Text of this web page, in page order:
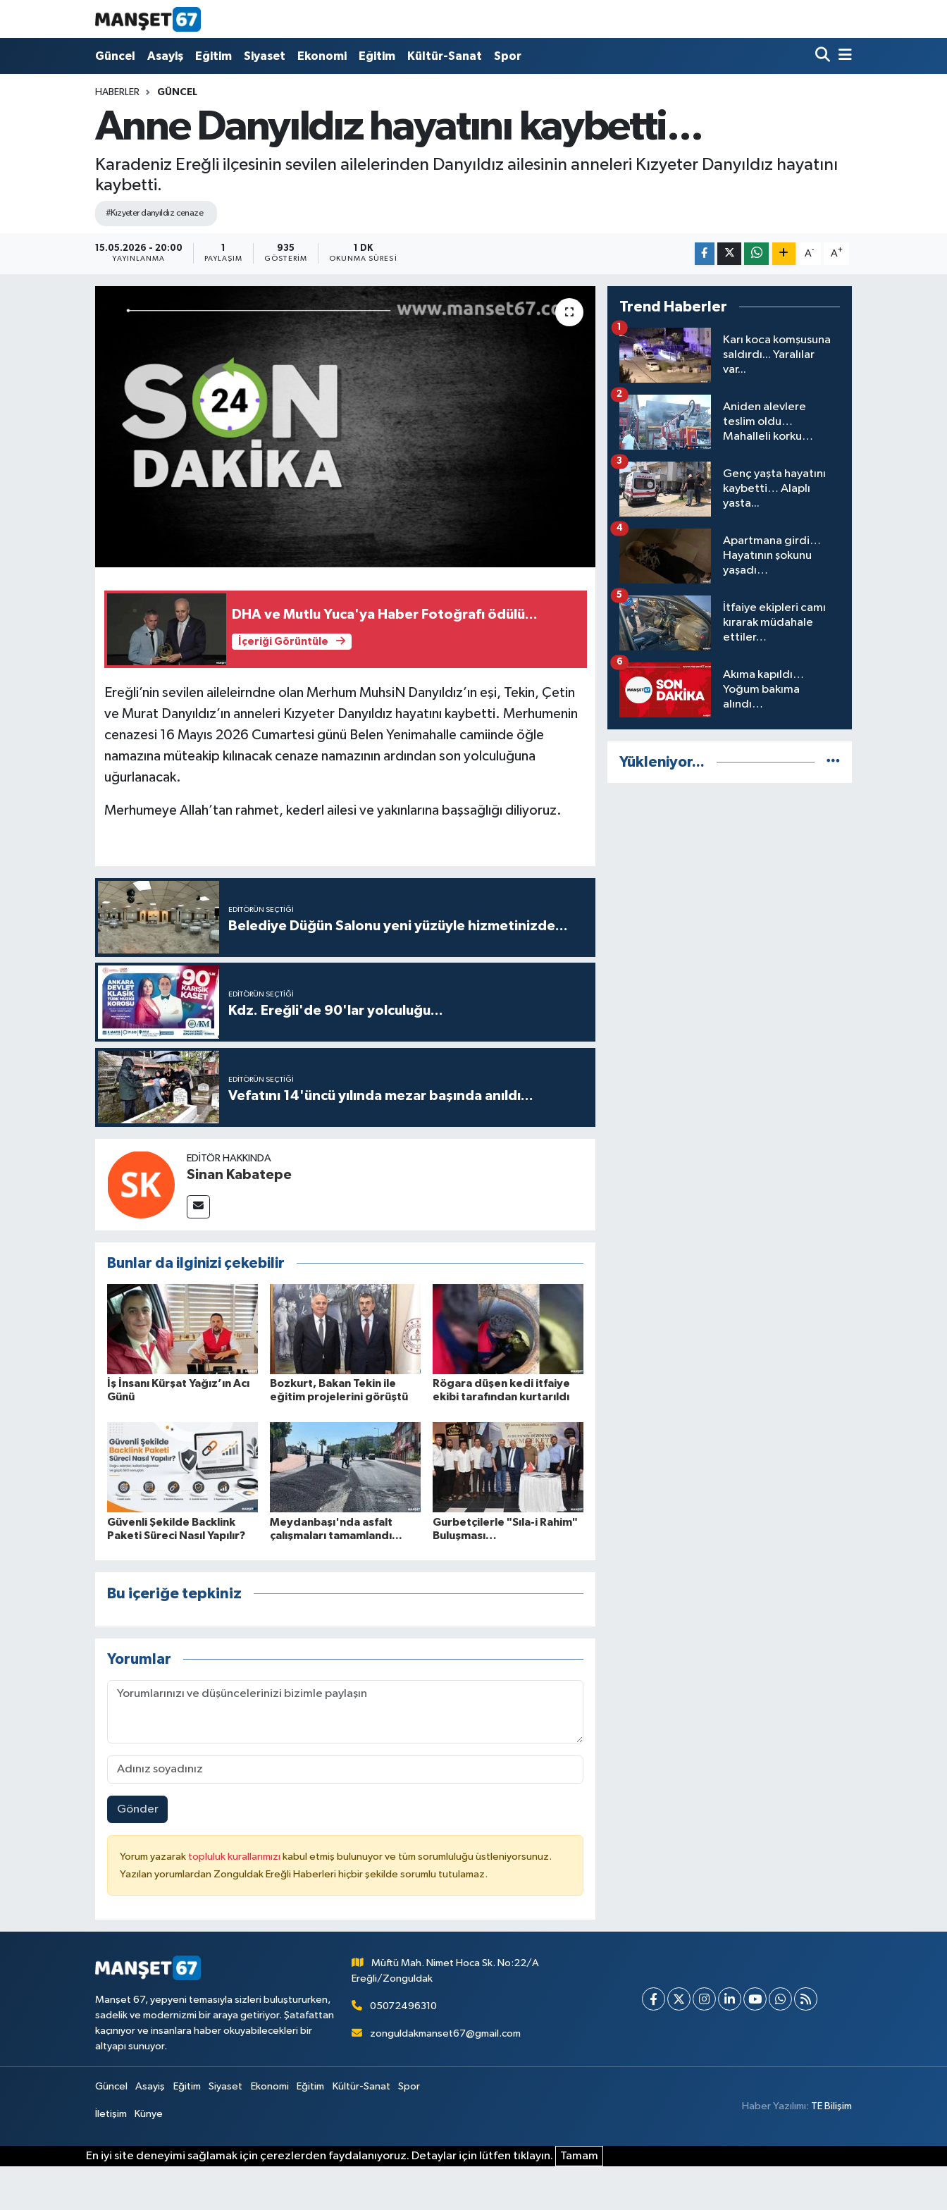
Güncel Asayiş Eğitim Siyaset Ekonomi Eğitim Kültür-Sanat Spor
HABERLER GÜNCEL
Anne Danyıldız hayatını kaybetti...
Karadeniz Ereğli ilçesinin sevilen ailelerinden Danyıldız ailesinin anneleri Kızyeter Danyıldız hayatını
kaybetti.
#Kızyeter danyıldız cenaze
15.05.2026 - 20:00
YAYINLANMA PAYLAŞIM
935
GÖSTERIM
1 DK
OKUNMA SÜRESI
A- A+
DHA ve Mutlu Yuca'ya Haber Fotoğrafı ödülü...
İçeriği Görüntüle
Ereğli’nin sevilen aileleirndne olan Merhum MuhsiN Danyıldız’ın eşi, Tekin, Çetin
ve Murat Danyıldız’ın anneleri Kızyeter Danyıldız hayatını kaybetti. Merhumenin
cenazesi 16 Mayıs 2026 Cumartesi günü Belen Yenimahalle camiinde öğle
namazına müteakip kılınacak cenaze namazının ardından son yolculuğuna
uğurlanacak.
Merhumeye Allah’tan rahmet, kederl ailesi ve yakınlarına başsağlığı diliyoruz.
EDITÖRÜN SEÇTIĞI
Belediye Düğün Salonu yeni yüzüyle hizmetinizde...
EDITÖRÜN SEÇTIĞI
Kdz. Ereğli'de 90'lar yolculuğu...
EDITÖRÜN SEÇTIĞI
Vefatını 14'üncü yılında mezar başında anıldı...
EDITÖR HAKKINDA
Sinan Kabatepe
Bunlar da ilginizi çekebilir
İş İnsanı Kürşat Yağız’ın Acı
Günü
Bozkurt, Bakan Tekin ile
eğitim projelerini görüştü
Rögara düşen kedi itfaiye
ekibi tarafından kurtarıldı
Güvenli Şekilde Backlink
Paketi Süreci Nasıl Yapılır?
Meydanbaşı'nda asfalt
çalışmaları tamamlandı...
Gurbetçilerle "Sıla-i Rahim"
Buluşması…
Bu içeriğe tepkiniz
Yorumlar
Gönder
Yorum yazarak topluluk kurallarımızı kabul etmiş bulunuyor ve tüm sorumluluğu üstleniyorsunuz.
Yazılan yorumlardan Zonguldak Ereğli Haberleri hiçbir şekilde sorumlu tutulamaz.
Trend Haberler
Karı koca komşusuna
saldırdı... Yaralılar
var...
1
Aniden alevlere
teslim oldu…
Mahalleli korku
2
Genç yaşta hayatını
kaybetti… Alaplı
yasta...
3
Apartmana girdi…
Hayatının şokunu
yaşadı…
4
İtfaiye ekipleri camı
kırarak müdahale
ettiler…
5
Akıma kapıldı…
Yoğum bakıma
alındı…
6
Yükleniyor...
Manşet 67, yepyeni temasıyla sizleri buluştururken,
sadelik ve modernizmi bir araya getiriyor. Şatafattan
kaçınıyor ve insanlara haber okuyabilecekleri bir
altyapı sunuyor.
Müftü Mah. Nimet Hoca Sk. No:22/A
Ereğli/Zonguldak
05072496310
zonguldakmanset67@gmail.com
Güncel Asayiş Eğitim Siyaset Ekonomi Eğitim Kültür-Sanat Spor
İletişim Künye
Haber Yazılımı: TE Bilişim
En iyi site deneyimi sağlamak için çerezlerden faydalanıyoruz. Detaylar için lütfen tıklayın. Tamam